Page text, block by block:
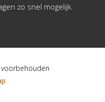
zo snel mogelijk.